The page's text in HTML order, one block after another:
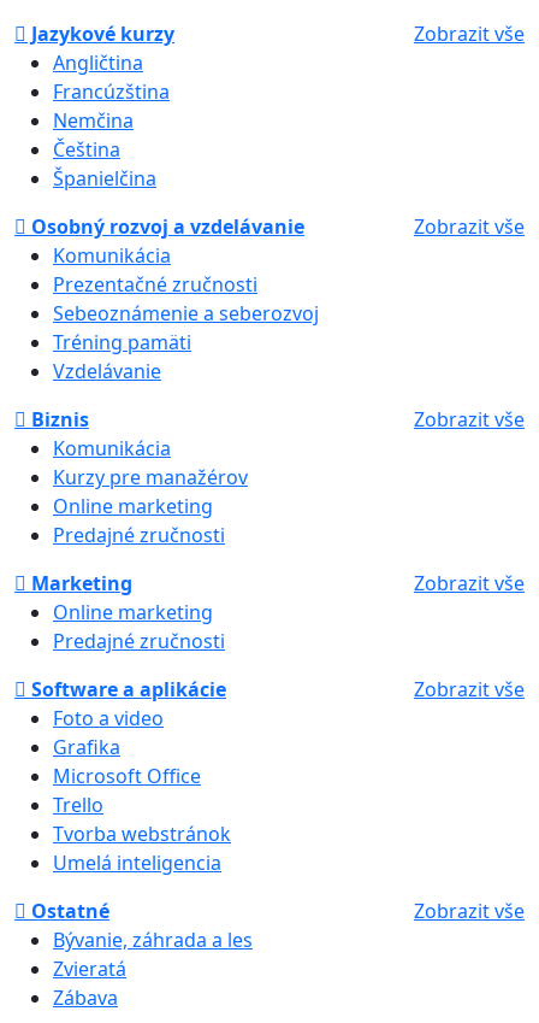
Jazykové kurzy
Zobrazit vše
Angličtina
Francúzština
Nemčina
Čeština
Španielčina
Osobný rozvoj a vzdelávanie
Zobrazit vše
Komunikácia
Prezentačné zručnosti
Sebeoznámenie a seberozvoj
Tréning pamäti
Vzdelávanie
Biznis
Zobrazit vše
Komunikácia
Kurzy pre manažérov
Online marketing
Predajné zručnosti
Marketing
Zobrazit vše
Online marketing
Predajné zručnosti
Software a aplikácie
Zobrazit vše
Foto a video
Grafika
Microsoft Office
Trello
Tvorba webstránok
Umelá inteligencia
Ostatné
Zobrazit vše
Bývanie, záhrada a les
Zvieratá
Zábava